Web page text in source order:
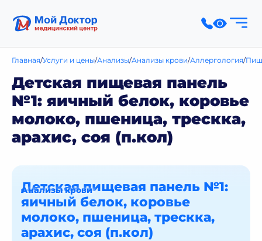
Главная Услуги и цены Анализы Анализы крови Аллергология
Детская пищевая панель
№1: яичный белок, коровье
молоко, пшеница, трескка,
арахис, соя (п.кол)
Детская пищевая панель №1:
яичный белок, коровье
молоко, пшеница, трескка,
арахис, соя (п.кол)
Анализы крови